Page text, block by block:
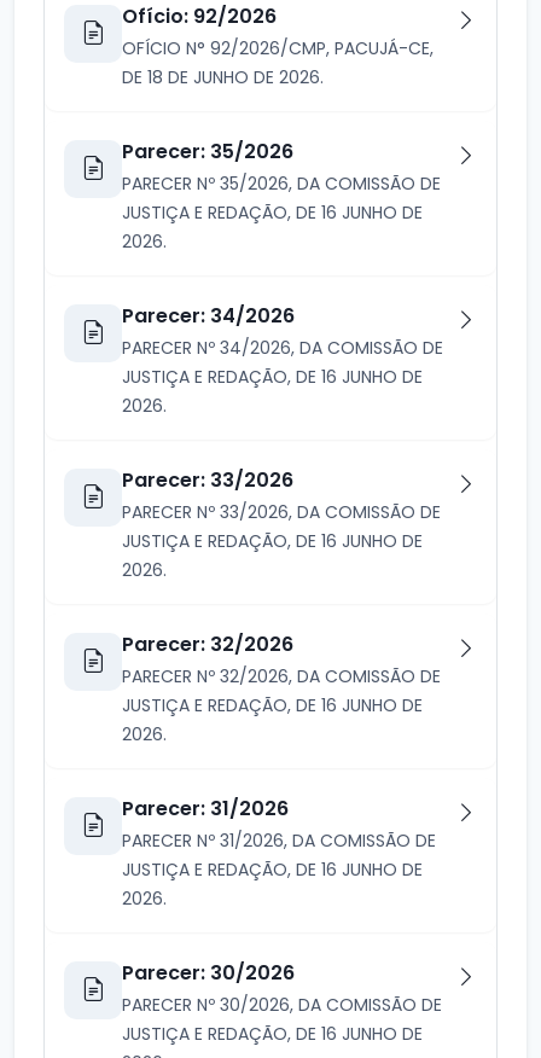
Ofício: 92/2026
OFÍCIO N° 92/2026/CMP, PACUJÁ-CE,
DE 18 DE JUNHO DE 2026.
Parecer: 35/2026
PARECER Nº 35/2026, DA COMISSÃO DE
JUSTIÇA E REDAÇÃO, DE 16 JUNHO DE
2026.
Parecer: 34/2026
PARECER Nº 34/2026, DA COMISSÃO DE
JUSTIÇA E REDAÇÃO, DE 16 JUNHO DE
2026.
Parecer: 33/2026
PARECER Nº 33/2026, DA COMISSÃO DE
JUSTIÇA E REDAÇÃO, DE 16 JUNHO DE
2026.
Parecer: 32/2026
PARECER Nº 32/2026, DA COMISSÃO DE
JUSTIÇA E REDAÇÃO, DE 16 JUNHO DE
2026.
Parecer: 31/2026
PARECER Nº 31/2026, DA COMISSÃO DE
JUSTIÇA E REDAÇÃO, DE 16 JUNHO DE
2026.
Parecer: 30/2026
PARECER Nº 30/2026, DA COMISSÃO DE
JUSTIÇA E REDAÇÃO, DE 16 JUNHO DE